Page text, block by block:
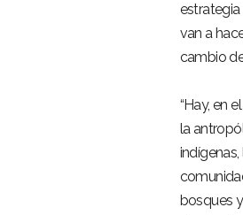
estrategia
van a
cambio
“Hay, en
la
bosques